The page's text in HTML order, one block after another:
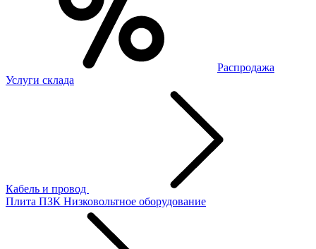
Распродажа
Услуги склада
Кабель и провод
Плита ПЗК Низковольтное оборудование